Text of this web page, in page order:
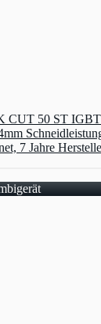
CUT 50 ST IGBT
7 Jahre